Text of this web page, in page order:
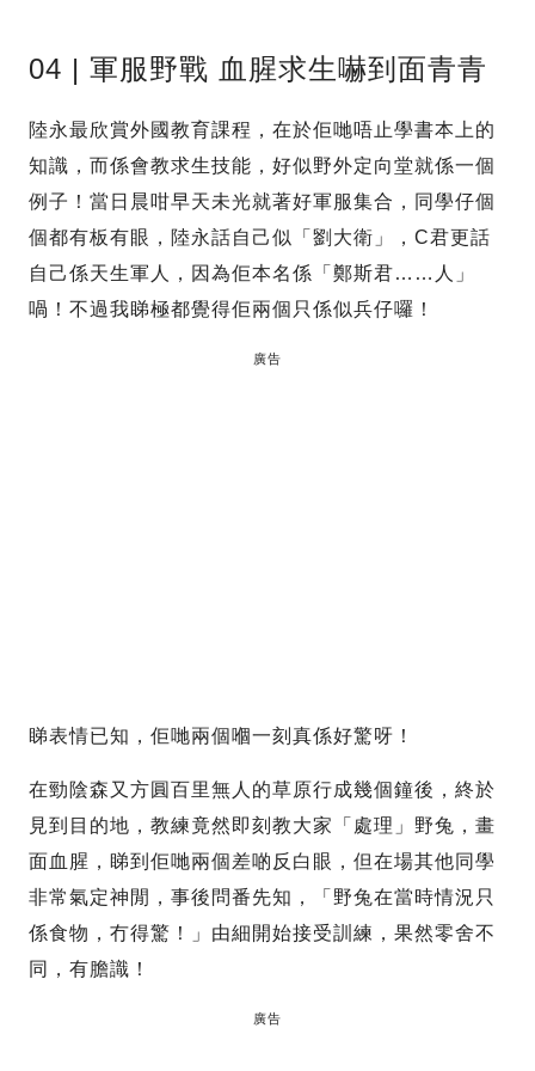
04 | 軍服野戰 血腥求生嚇到面青青
陸永最欣賞外國教育課程，在於佢哋唔止學書本上的
知識，而係會教求生技能，好似野外定向堂就係一個
例子！當日晨咁早天未光就著好軍服集合，同學仔個
個都有板有眼，陸永話自己似「劉大衛」，C君更話
自己係天生軍人，因為佢本名係「鄭斯君……人」
喎！不過我睇極都覺得佢兩個只係似兵仔囉！
廣告
睇表情已知，佢哋兩個嗰一刻真係好驚呀！
在勁陰森又方圓百里無人的草原行成幾個鐘後，終於
見到目的地，教練竟然即刻教大家「處理」野兔，畫
面血腥，睇到佢哋兩個差啲反白眼，但在場其他同學
非常氣定神閒，事後問番先知，「野兔在當時情況只
係食物，冇得驚！」由細開始接受訓練，果然零舍不
同，有膽識！
廣告